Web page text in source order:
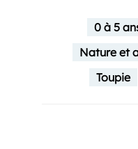
0 à 5
Nature et
Toupie